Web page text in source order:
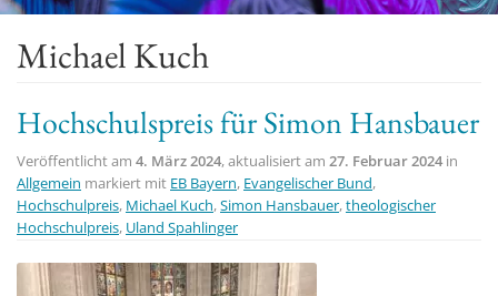
v
t
i
Michael Kuch
Hochschulspreis für Simon Hansbauer
Veröffentlicht am 4. März 2024, aktualisiert am 27. Februar 2024 in
Allgemein markiert mit EB Bayern, Evangelischer Bund,
Hochschulpreis, Michael Kuch,Simon Hansbauer,theologischer
Hochschulpreis, Uland Spahlinger